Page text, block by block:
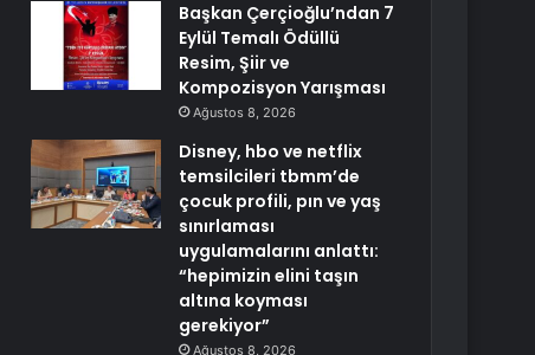
Başkan Çerçioğlu’ndan 7
Eylül Temalı Ödüllü
Resim, Şiir ve
Kompozisyon Yarışması
Ağustos 8, 2026
Disney, hbo ve netflix
temsilcileri tbmm’de
çocuk profili, pın ve yaş
sınırlaması
uygulamalarını anlattı:
“hepimizin elini taşın
altına koyması
gerekiyor”
Ağustos 8, 2026